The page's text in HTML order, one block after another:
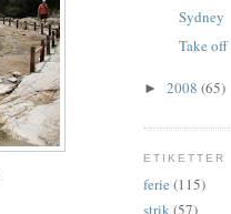
Sydney
Take off
► 2008 (65)
ETIKETTER
ferie (115)
strik(57)